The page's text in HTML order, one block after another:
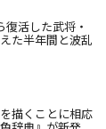
復活した武将・
た半年間と波乱
描くことに相応